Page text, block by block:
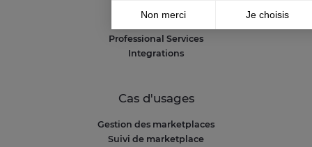
Non merci
Je choisis
Axeptio consent
Plateforme de Gestion du Consentement :
NetRivals
Professional Services
Integrations
Cas d'usages
Gestion des marketplaces
Suivi de marketplace